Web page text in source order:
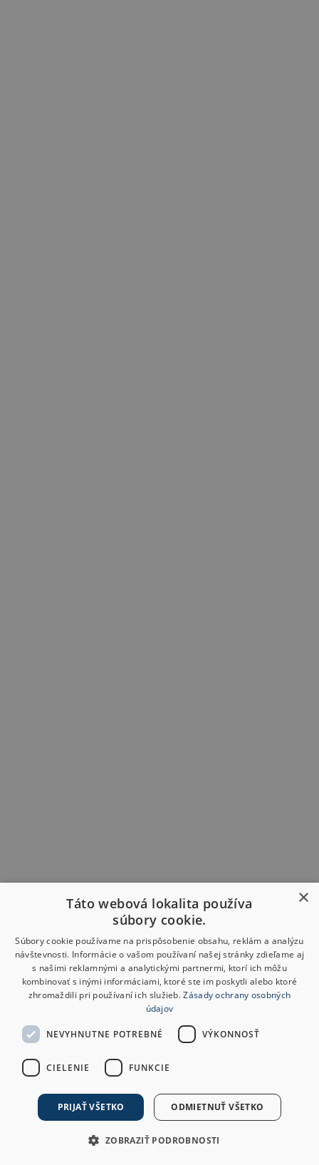
×
Táto webová lokalita používa
súbory cookie.
Súbory cookie používame na prispôsobenie obsahu, reklám a analýzu
návštevnosti. Informácie o vašom používaní našej stránky zdieľame aj
s našimi reklamnými a analytickými partnermi, ktorí ich môžu
kombinovať s inými informáciami, ktoré ste im poskytli alebo ktoré
zhromaždili pri používaní ich služieb.Zásady ochrany osobných
údajov
NEVYHNUTNE POTREBNÉ VÝKONNOSŤ
CIELENIE FUNKCIE
PRIJAŤ VŠETKO ODMIETNUŤ VŠETKO
ZOBRAZIŤ PODROBNOSTI